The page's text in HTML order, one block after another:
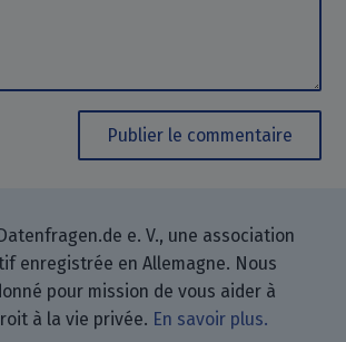
Publier le commentaire
e. V., une association
enregistrée en Allemagne. Nous
pour mission de vous aider à
à la vie privée. En savoir plus.